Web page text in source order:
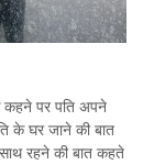
कहने पर पति अपने
के घर जाने की बात
रहने की बात कहते